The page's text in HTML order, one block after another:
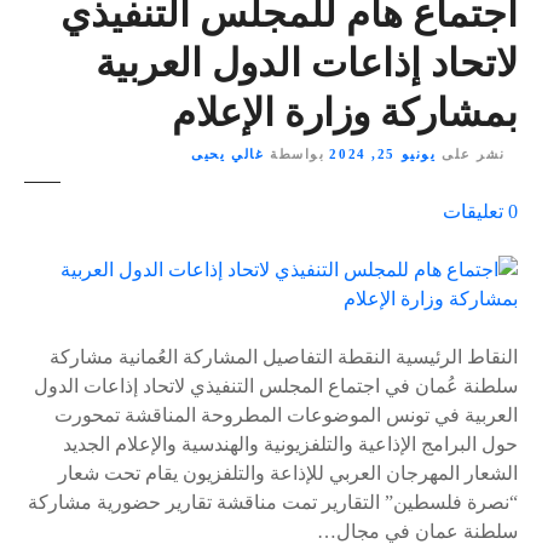
اجتماع هام للمجلس التنفيذي
لاتحاد إذاعات الدول العربية
بمشاركة وزارة الإعلام
نشر على يونيو 25, 2024 بواسطة غالي يحيى
0 تعليقات
ى
٪
النقاط الرئيسية النقطة التفاصيل المشاركة العُمانية مشاركة
سلطنة عُمان في اجتماع المجلس التنفيذي لاتحاد إذاعات الدول
العربية في تونس الموضوعات المطروحة المناقشة تمحورت
حول البرامج الإذاعية والتلفزيونية والهندسية والإعلام الجديد
الشعار المهرجان العربي للإذاعة والتلفزيون يقام تحت شعار
“نصرة فلسطين” التقارير تمت مناقشة تقارير حضورية مشاركة
سلطنة عمان في مجال…